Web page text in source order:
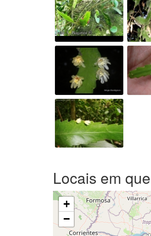
Locais em
+
−